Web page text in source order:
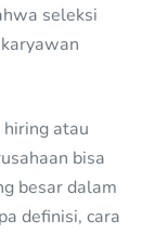
seleksi
atau
bisa
besar dalam
definisi, cara